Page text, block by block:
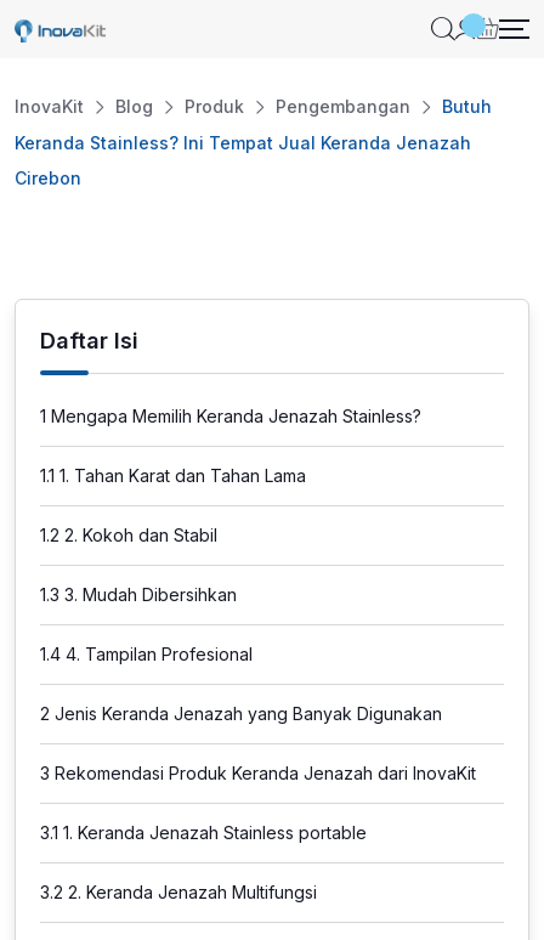
Skip
InovaKit Blog Produk Pengembangan
Butuh
Keranda Stainless? Ini Tempat Jual Keranda Jenazah
Cirebon
Daftar Isi
1 Mengapa Memilih Keranda Jenazah Stainless?
1.1 1. Tahan Karat dan Tahan Lama
1.2 2. Kokoh dan Stabil
1.3 3. Mudah Dibersihkan
1.4 4. Tampilan Profesional
2 Jenis Keranda Jenazah yang Banyak Digunakan
3 Rekomendasi Produk Keranda Jenazah dari InovaKit
3.1 1. Keranda Jenazah Stainless portable
3.2 2. Keranda Jenazah Multifungsi